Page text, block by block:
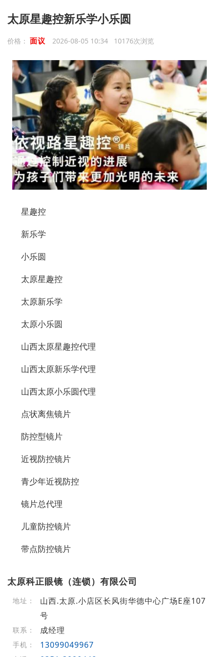
太原星趣控新乐学小乐圆
价格： 面议 2026-08-05 10:34 10176次浏览
星趣控
新乐学
小乐圆
太原星趣控
太原新乐学
太原小乐圆
山西太原星趣控代理
山西太原新乐学代理
山西太原小乐圆代理
点状离焦镜片
防控型镜片
近视防控镜片
青少年近视防控
镜片总代理
儿童防控镜片
带点防控镜片
太原科正眼镜（连锁）有限公司
地址：
山西.太原.小店区长风街华德中心广场E座107
号
联系： 成经理
手机： 13099049967